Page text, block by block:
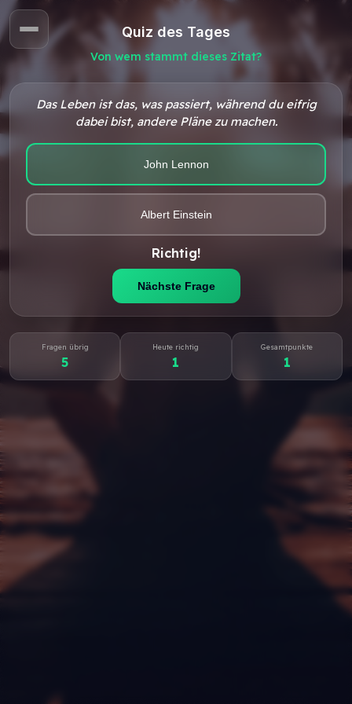
Quiz des Tages
Von wem stammt dieses Zitat?
Das Leben ist das, was passiert, während du eifrig
dabei bist, andere Pläne zu machen.
John Lennon
Albert Einstein
Richtig!
Nächste Frage
Fragen übrig
5
Heute richtig
1
Gesamtpunkte
1